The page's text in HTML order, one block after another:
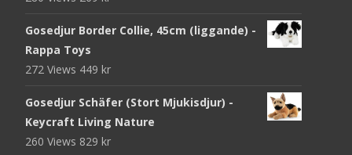
Gosedjur Border Collie, 45cm (liggande) -
Rappa Toys
272 Views 449 kr
Gosedjur Schäfer (Stort Mjukisdjur) -
Keycraft Living Nature
260 Views 829 kr